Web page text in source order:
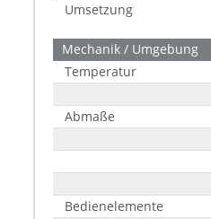
Umsetzung
Mechanik / Umgebung
Temperatur
Abmaße
Bedienelemente